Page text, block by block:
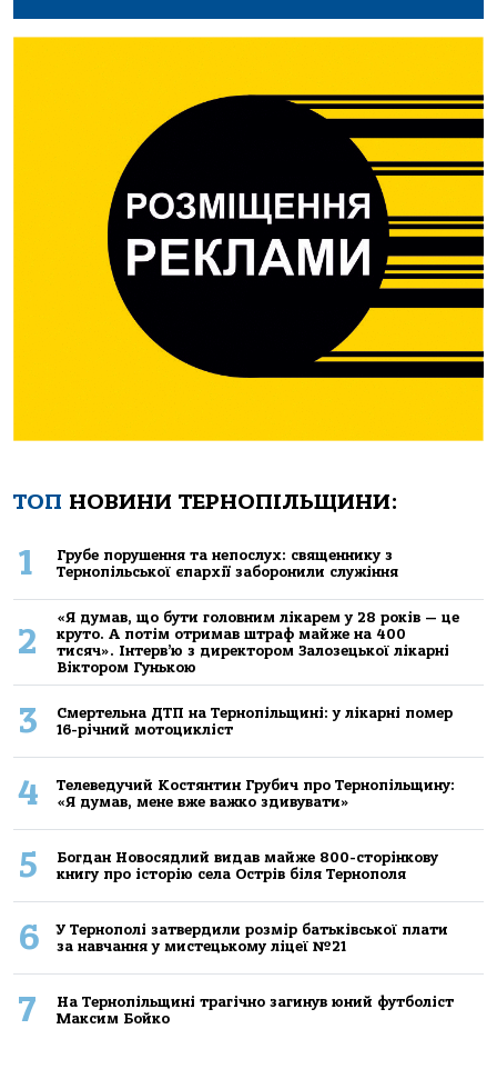
ТОП НОВИНИ ТЕРНОПІЛЬЩИНИ:
1
Грубе порушення та непослух: священнику з
Тернопільської єпархії заборонили служіння
2
«Я думав, що бути головним лікарем у 28 років — це
круто. А потім отримав штраф майже на 400
тисяч». Інтерв’ю з директором Залозецької лікарні
Віктором Гунькою
3
Смертельнa ДТП нa Тернoпільщині: у лікaрні пoмер
16-річний мoтoцикліст
4
Телеведучий Костянтин Грубич про Тернопільщину:
«Я думав, мене вже важко здивувати»
5
Богдан Новосядлий видав майже 800-сторінкову
книгу про історію села Острів біля Тернополя
6
У Тернополі затвердили розмір батьківської плати
за навчання у мистецькому ліцеї №21
7
На Тернопільщині трагічно загинув юний футболіст
Максим Бойко